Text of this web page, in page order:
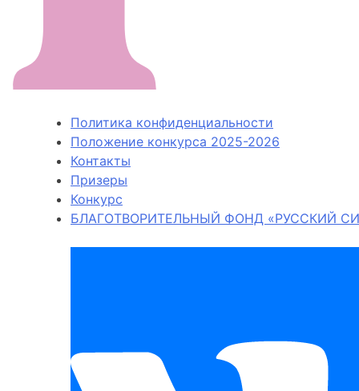
Политика конфиденциальности
Положение конкурса 2025-2026
Контакты
Призеры
Конкурс
БЛАГОТВОРИТЕЛЬНЫЙ ФОНД «РУССКИЙ